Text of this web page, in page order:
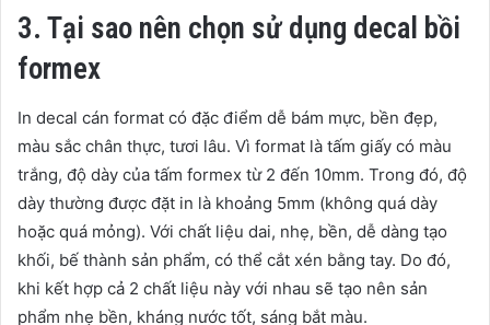
3. Tại sao nên chọn sử dụng decal bồi
formex
In decal cán format có đặc điểm dễ bám mực, bền đẹp,
màu sắc chân thực, tươi lâu. Vì format là tấm giấy có màu
trắng, độ dày của tấm formex từ 2 đến 10mm. Trong đó, độ
dày thường được đặt in là khoảng 5mm (không quá dày
hoặc quá mỏng). Với chất liệu dai, nhẹ, bền, dễ dàng tạo
khối, bế thành sản phẩm, có thể cắt xén bằng tay. Do đó,
khi kết hợp cả 2 chất liệu này với nhau sẽ tạo nên sản
phẩm nhẹ bền, kháng nước tốt, sáng bắt màu.